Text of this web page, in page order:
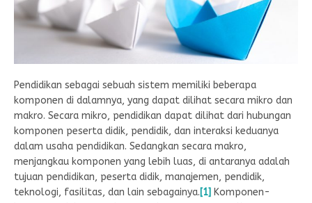
Pendidikan sebagai sebuah sistem memiliki beberapa
komponen di dalamnya, yang dapat dilihat secara mikro dan
makro. Secara mikro, pendidikan dapat dilihat dari hubungan
komponen peserta didik, pendidik, dan interaksi keduanya
dalam usaha pendidikan. Sedangkan secara makro,
menjangkau komponen yang lebih luas, di antaranya adalah
tujuan pendidikan, peserta didik, manajemen, pendidik,
teknologi, fasilitas, dan lain sebagainya.[1] Komponen-